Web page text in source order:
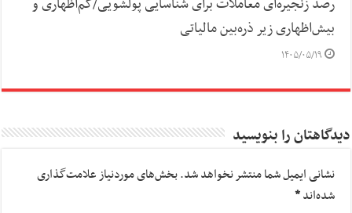
رصد زنجیره‌ای معاملات برای شناسایی پولشویی/کم‌اظهاری و
بیش‌اظهاری زیر ذره‌بین مالیاتی
۱۴۰۵/۰۵/۱۹
دیدگاهتان را بنویسید
نشانی ایمیل شما منتشر نخواهد شد.بخش‌های موردنیاز علامت‌گذاری
شده‌اند*